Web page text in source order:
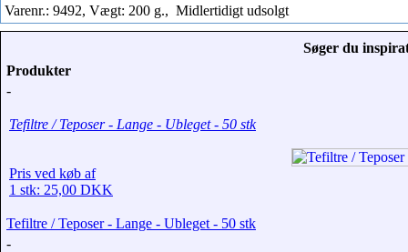
Varenr.: 9492, Vægt: 200 g., Midlertidigt udsolgt
Søger du
Produkter
-
Tefiltre / Teposer - Lange - Ubleget - 50 stk
Pris ved køb af
1 stk: 25,00 DKK
Tefiltre / Teposer - Lange - Ubleget - 50 stk
-